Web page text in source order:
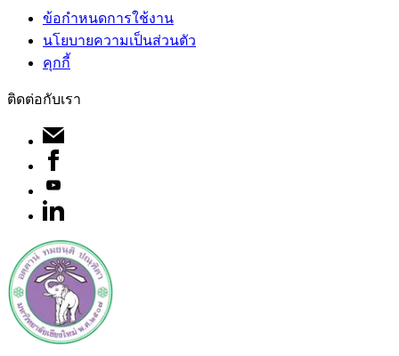
ข้อกำหนดการใช้งาน
นโยบายความเป็นส่วนตัว
คุกกี้
ติดต่อกับเรา